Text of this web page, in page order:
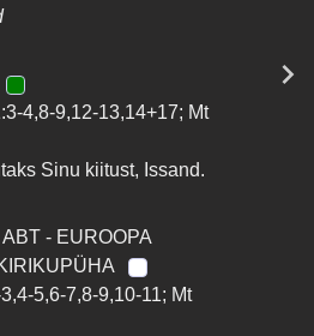
4,8-9,12-13,14+17; Mt
Sinu kiitust, Issand.
- EUROOPA
5,6-7,8-9,10-11; Mt